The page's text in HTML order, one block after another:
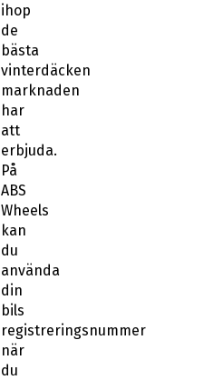
ihop
de
bästa
vinterdäcken
marknaden
har
att
erbjuda.
På
ABS
Wheels
kan
du
använda
din
bils
registreringsnummer
när
du